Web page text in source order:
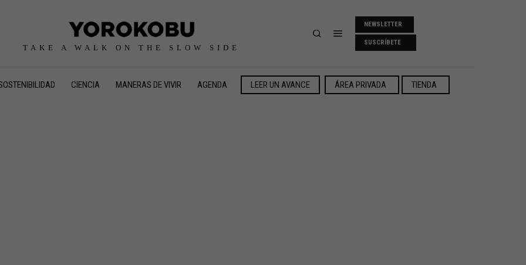
TAKE A WALK ON THE SLOW SIDE
NEWSLETTER
SUSCRÍBETE
CIENCIA MANERAS DE VIVIR AGENDA LEER UN AVANCE ÁREA PRIVADA TIENDA